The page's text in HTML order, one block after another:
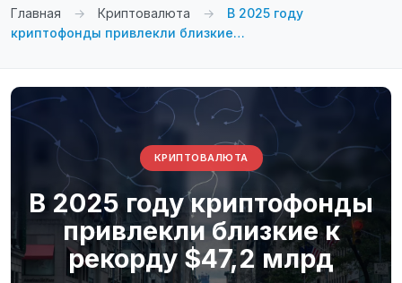
Главная → Криптовалюта →
В 2025 году
криптофонды привлекли близкие…
КРИПТОВАЛЮТА
В 2025 году криптофонды
привлекли близкие к
рекорду $47,2 млрд